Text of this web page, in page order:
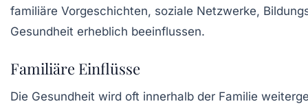
familiäre Vorgeschichten, soziale Netzwerke,
Gesundheit erheblich beeinflussen.
Familiäre Einflüsse
Die Gesundheit wird oft innerhalb der Familie